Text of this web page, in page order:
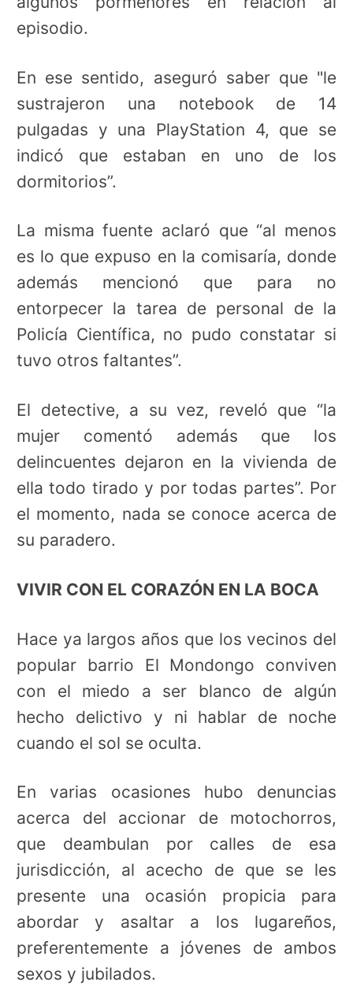
episodio.
En ese sentido, aseguró saber que "le
sustrajeron una notebook de 14
pulgadas y una PlayStation 4, que se
indicó que estaban en uno de los
dormitorios”.
La misma fuente aclaró que “al menos
es lo que expuso en la comisaría, donde
además mencionó que para no
entorpecer la tarea de personal de la
Policía Científica, no pudo constatar si
tuvo otros faltantes”.
El detective, a su vez, reveló que “la
mujer comentó además que los
delincuentes dejaron en la vivienda de
ella todo tirado y por todas partes”. Por
el momento, nada se conoce acerca de
su paradero.
VIVIR CON EL CORAZÓN EN LA BOCA
Hace ya largos años que los vecinos del
popular barrio El Mondongo conviven
con el miedo a ser blanco de algún
hecho delictivo y ni hablar de noche
cuando el sol se oculta.
En varias ocasiones hubo denuncias
acerca del accionar de motochorros,
que deambulan por calles de esa
jurisdicción, al acecho de que se les
presente una ocasión propicia para
abordar y asaltar a los lugareños,
preferentemente a jóvenes de ambos
sexos y jubilados.